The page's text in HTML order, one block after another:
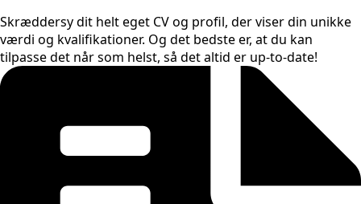
Skræddersy dit helt eget CV og profil, der viser din unikke
værdi og kvalifikationer. Og det bedste er, at du kan
tilpasse det når som helst, så det altid er up-to-date!